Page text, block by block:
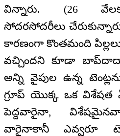
విన్నారు. (26
సోదరసోదరీలు
కారణంగా కొంతమంది
వచ్చిందని కూడా
అన్ని వైపుల ఉన్న
గ్రూప్ యొక్క ఒక
పెద్దవారైనా,
వారైనాకానీ ఎవ్వరూ